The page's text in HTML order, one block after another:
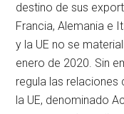
destino de sus
Francia, Alemania e
y la UE no se
enero de 2020. Sin
regula las relaciones
la UE, denominado